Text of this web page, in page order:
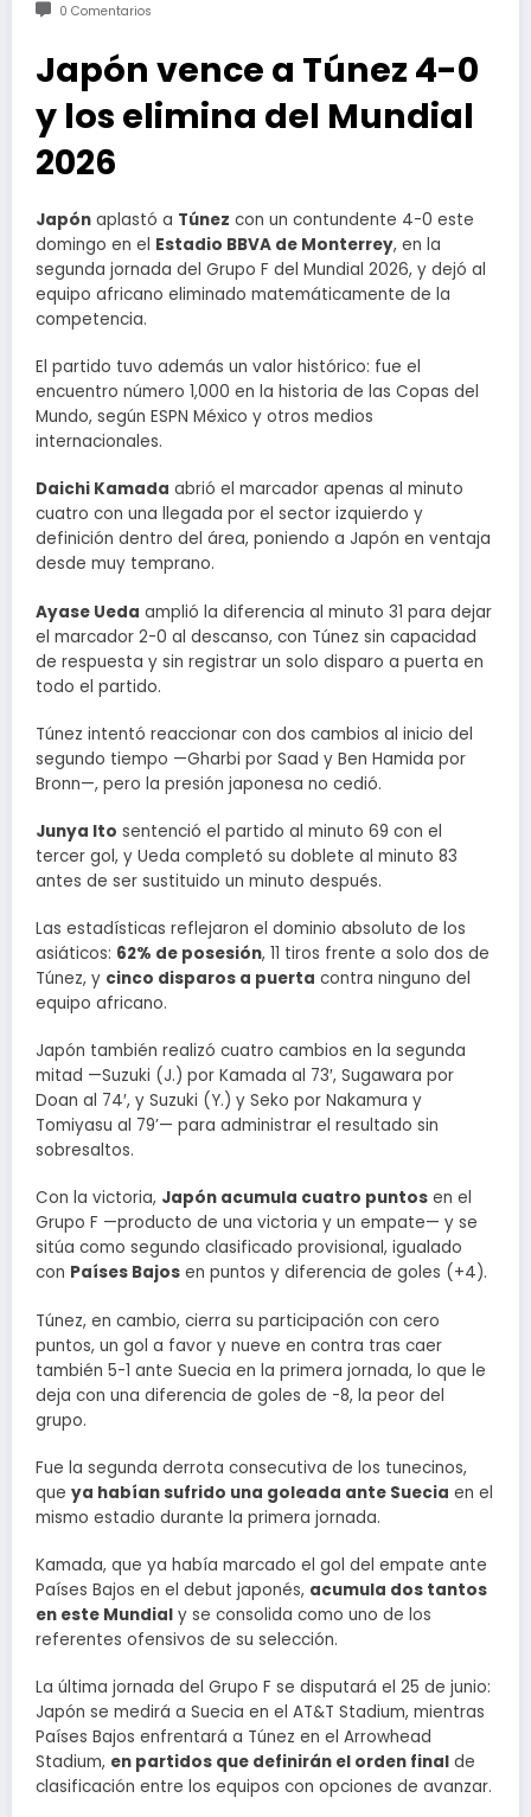
0 Comentarios
Japón vence a Túnez 4-0
y los elimina del Mundial
2026
Japón aplastó a Túnez con un contundente 4-0 este
domingo en el Estadio BBVA de Monterrey, en la
segunda jornada del Grupo F del Mundial 2026, y dejó al
equipo africano eliminado matemáticamente de la
competencia.
El partido tuvo además un valor histórico: fue el
encuentro número 1,000 en la historia de las Copas del
Mundo, según ESPN México y otros medios
internacionales.
Daichi Kamada abrió el marcador apenas al minuto
cuatro con una llegada por el sector izquierdo y
definición dentro del área, poniendo a Japón en ventaja
desde muy temprano.
Ayase Ueda amplió la diferencia al minuto 31 para dejar
el marcador 2-0 al descanso, con Túnez sin capacidad
de respuesta y sin registrar un solo disparo a puerta en
todo el partido.
Túnez intentó reaccionar con dos cambios al inicio del
segundo tiempo —Gharbi por Saad y Ben Hamida por
Bronn—, pero la presión japonesa no cedió.
Junya Ito sentenció el partido al minuto 69 con el
tercer gol, y Ueda completó su doblete al minuto 83
antes de ser sustituido un minuto después.
Las estadísticas reflejaron el dominio absoluto de los
asiáticos: 62% de posesión, 11 tiros frente a solo dos de
Túnez, y cinco disparos a puerta contra ninguno del
equipo africano.
Japón también realizó cuatro cambios en la segunda
mitad —Suzuki (J.) por Kamada al 73′, Sugawara por
Doan al 74′, y Suzuki (Y.) y Seko por Nakamura y
Tomiyasu al 79’— para administrar el resultado sin
sobresaltos.
Con la victoria, Japón acumula cuatro puntos en el
Grupo F —producto de una victoria y un empate— y se
sitúa como segundo clasificado provisional, igualado
con Países Bajos en puntos y diferencia de goles (+4).
Túnez, en cambio, cierra su participación con cero
puntos, un gol a favor y nueve en contra tras caer
también 5-1 ante Suecia en la primera jornada, lo que le
deja con una diferencia de goles de -8, la peor del
grupo.
Fue la segunda derrota consecutiva de los tunecinos,
que ya habían sufrido una goleada ante Suecia en el
mismo estadio durante la primera jornada.
Kamada, que ya había marcado el gol del empate ante
Países Bajos en el debut japonés, acumula dos tantos
en este Mundial y se consolida como uno de los
referentes ofensivos de su selección.
La última jornada del Grupo F se disputará el 25 de junio:
Japón se medirá a Suecia en el AT&T Stadium, mientras
Países Bajos enfrentará a Túnez en el Arrowhead
Stadium, en partidos que definirán el orden final de
clasificación entre los equipos con opciones de avanzar.